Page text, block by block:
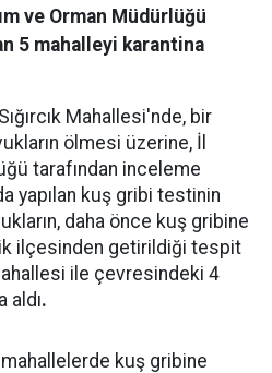
ve Orman Müdürlüğü
5 mahalleyi karantina
Mahallesi'nde, bir
ölmesi üzerine, İl
tarafından inceleme
yapılan kuş gribi testinin
daha önce kuş gribine
ilçesinden getirildiği tespit
ile çevresindeki 4
aldı.
kuş gribine